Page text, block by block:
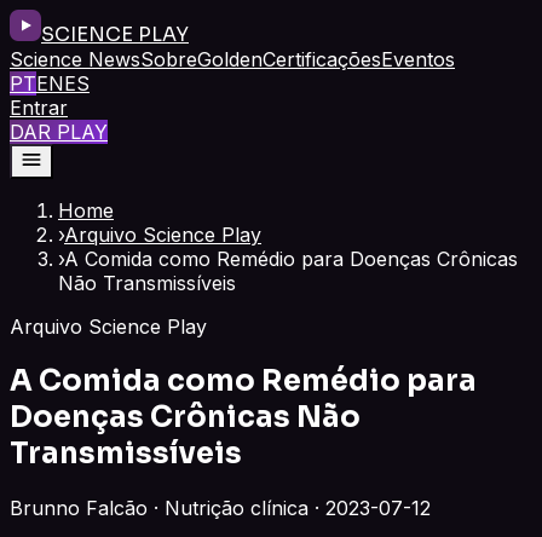
SCIENCE PLAY
Science NewsSobreGoldenCertificaçõesEventos
PTENES
Entrar
DAR PLAY
Home
›Arquivo Science Play
›A Comida como Remédio para Doenças Crônicas
Não Transmissíveis
Arquivo Science Play
A Comida como Remédio para
Doenças Crônicas Não
Transmissíveis
Brunno Falcão · Nutrição clínica · 2023-07-12